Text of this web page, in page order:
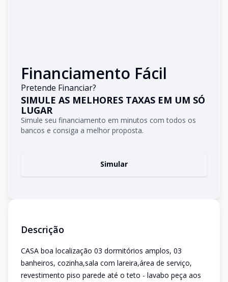
Financiamento Fácil
Pretende Financiar?
SIMULE AS MELHORES TAXAS EM UM SÓ
LUGAR
Simule seu financiamento em minutos com todos os
bancos e consiga a melhor proposta.
Simular
Descrição
CASA boa localização 03 dormitórios amplos, 03
banheiros, cozinha,sala com lareira,área de serviço,
revestimento piso parede até o teto - lavabo peça aos